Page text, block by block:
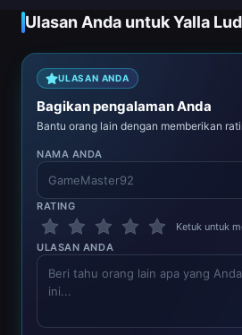
Ulasan Anda untuk Yalla
ULASAN ANDA
Bagikan pengalaman Anda
Bantu orang lain dengan memberikan
NAMA ANDA
RATING
Ketuk untuk
ULASAN ANDA